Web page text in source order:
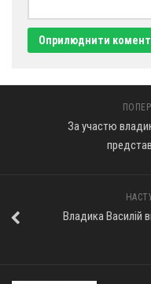
За участю
Владика Василій